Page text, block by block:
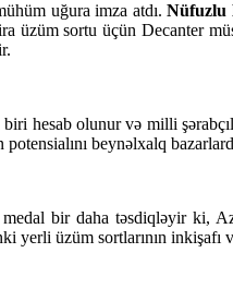
uğura imza atdı.Nüfuzlu
üzüm sortu üçün Decanter
hesab olunur və milli
beynəlxalq
bir daha təsdiqləyir ki,
yerli üzüm sortlarının